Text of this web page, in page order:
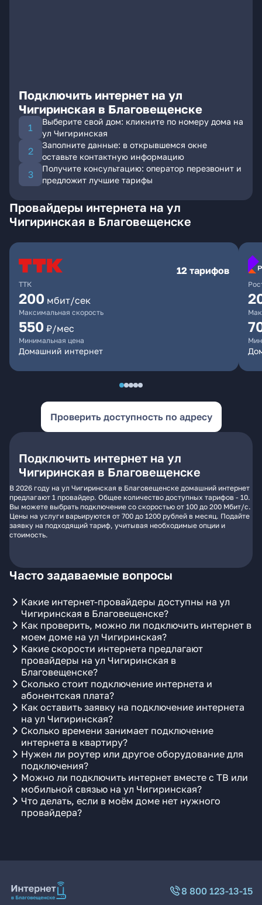
Подключить интернет на ул
Чигиринская в Благовещенске
Выберите свой дом: кликните по номеру дома на
ул Чигиринская
Заполните данные: в открывшемся окне
оставьте контактную информацию
Получите консультацию: оператор перезвонит и
предложит лучшие тарифы
Провайдеры интернета на ул
Чигиринская в Благовещенске
ТТК
12 тарифов
200 мбит/сек
Максимальная скорость
550 ₽/мес
Минимальная цена
Домашний интернет
Проверить доступность по адресу
Подключить интернет на ул
Чигиринская в Благовещенске
В 2026 году на ул Чигиринская в Благовещенске домашний интернет
предлагают 1 провайдер. Общее количество доступных тарифов - 10.
Вы можете выбрать подключение со скоростью от 100 до 200 Мбит/с.
Цены на услуги варьируются от 700 до 1200 рублей в месяц. Подайте
заявку на подходящий тариф, учитывая необходимые опции и
стоимость.
Часто задаваемые вопросы
Какие интернет-провайдеры доступны на ул
Чигиринская в Благовещенске?
Как проверить, можно ли подключить интернет в
моем доме на ул Чигиринская?
Какие скорости интернета предлагают
провайдеры на ул Чигиринская в
Благовещенске?
Сколько стоит подключение интернета и
абонентская плата?
Как оставить заявку на подключение интернета
на ул Чигиринская?
Сколько времени занимает подключение
интернета в квартиру?
Нужен ли роутер или другое оборудование для
подключения?
Можно ли подключить интернет вместе с ТВ или
мобильной связью на ул Чигиринская?
Что делать, если в моём доме нет нужного
провайдера?
8 800 123-13-15